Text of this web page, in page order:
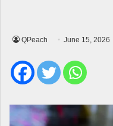
QPeach June 15, 2026